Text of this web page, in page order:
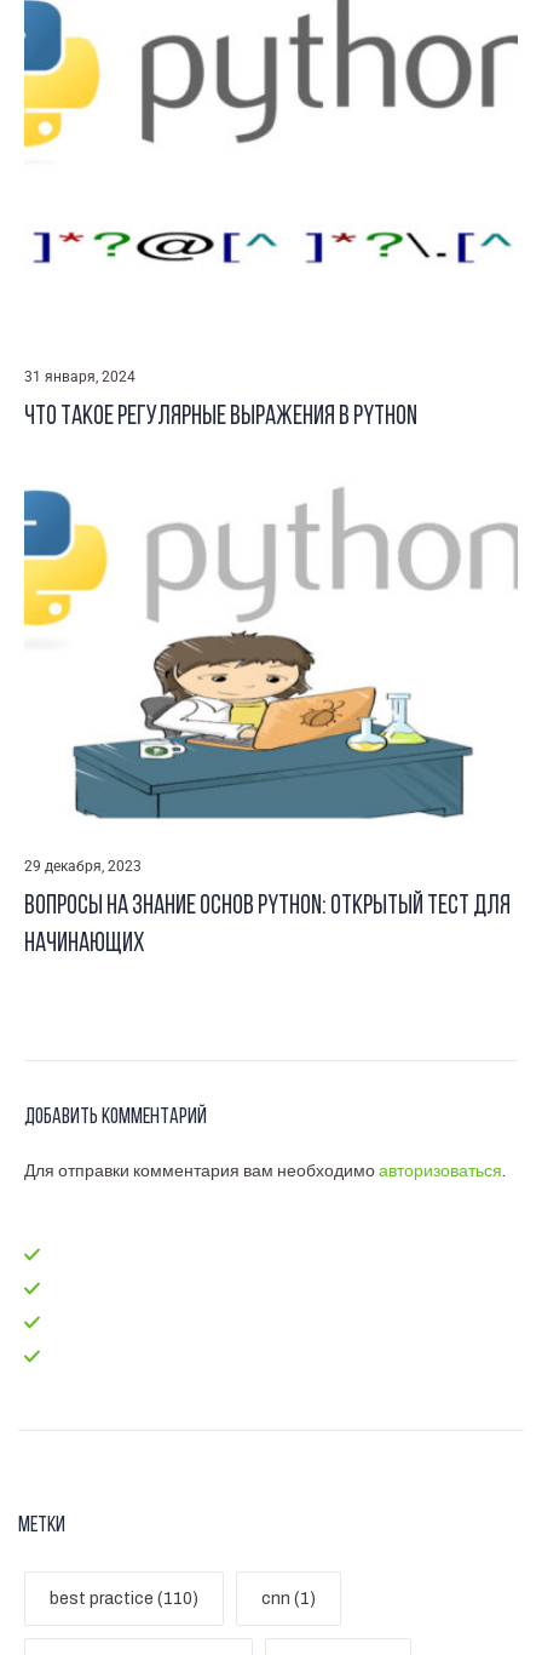
31 января, 2024
Что такое регулярные выражения в Python
29 декабря, 2023
Вопросы на знание основ Python: открытый тест для
начинающих
Добавить комментарий
Для отправки комментария вам необходимо авторизоваться.
Метки
best practice (110) cnn (1)